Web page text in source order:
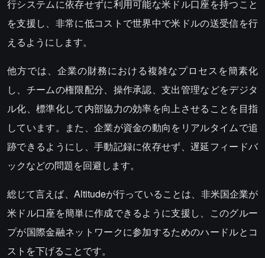
行システムに依存せずに利用可能な米ドル口座を持つこと
を支援し、非常に低コストで世界中で米ドルの送受信を行
えるようにします。
他方では、企業の財務における複雑なプロセスを簡素化
し、チームの権限配分、操作承認、支出管理などをデジタ
ル化、標準化して内部協力の効率を向上させることを目指
しています。また、企業が資金の動向をリアルタイムで追
跡できるようにし、手動記録に依存せず、遅延フィードバ
ックなどの問題を回避します。
総じて言えば、Altitudeが行っていることは、非米国企業が
米ドル口座を簡単に作成できるように支援し、このグルー
プが国際金融ネットワークに参加するためのハードルとコ
ストを下げることです。